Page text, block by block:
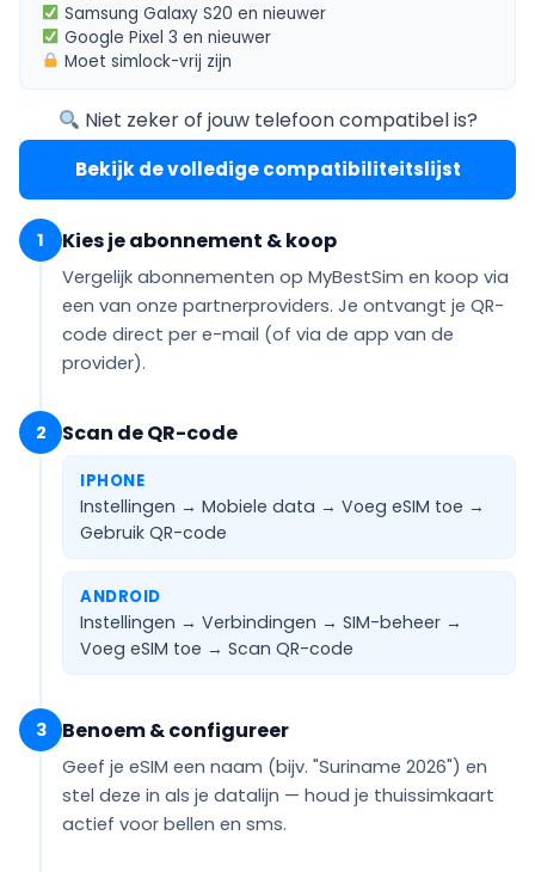
Samsung Galaxy S20 en nieuwer
Google Pixel 3 en nieuwer
Moetsimlock-vrij zijn
Niet zeker of jouw telefoon compatibel is?
Bekijk de volledige compatibiliteitslijst
1 Kies je abonnement & koop
Vergelijk abonnementen op MyBestSim en koop via
een van onze partnerproviders. Je ontvangt je QR-
code direct per e-mail (of via de app van de
provider).
2 Scan de QR-code
IPHONE
Instellingen → Mobiele data → Voeg eSIM toe →
Gebruik QR-code
ANDROID
Instellingen → Verbindingen → SIM-beheer →
Voeg eSIM toe → Scan QR-code
3 Benoem & configureer
Geef je eSIM een naam (bijv. "Suriname 2026") en
stel deze in als je datalijn — houd je thuissimkaart
actief voor bellen en sms.